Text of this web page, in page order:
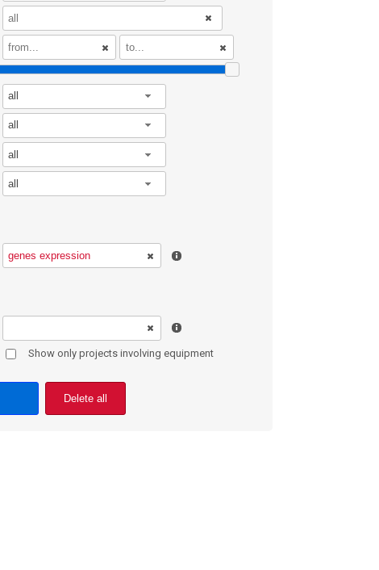
all
all
all
all
Show only projects involving equipment
Delete all